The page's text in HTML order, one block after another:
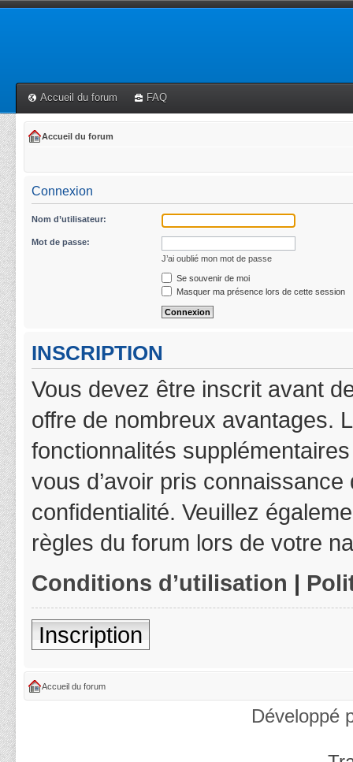
Accueil du forum FAQ
Accueil du forum
Connexion
Nom d’utilisateur:
Mot de passe:
J’ai oublié mon mot de passe
Se souvenir de moi
Masquer ma présence lors de cette session
INSCRIPTION
Vous devez être inscrit avant
offre de nombreux avantages.
fonctionnalités
vous d’avoir pris
confidentialité. Veuillez
règles du forum lors de votre
Conditions d’utilisation |
Inscription
Accueil du forum
Développé